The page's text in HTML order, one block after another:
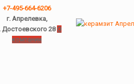
+7-495-664-6206
г. Апрелевка,
Достоевского 28О
компании